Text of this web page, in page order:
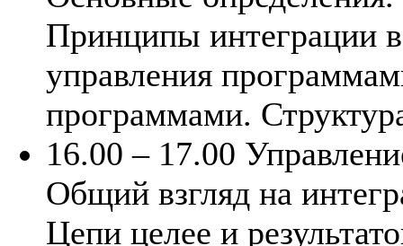
Принципы интеграции
управления
программами.
16.00 – 17.00
Общий взгляд на
Цепи целее и